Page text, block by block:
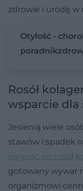
zdrowie i urodę w
Otyłość -
Rosół
wsparcie
Jesienią wiele
stawów i spadek
sięgnąć po rosół
gotowany wywar
organizmowi